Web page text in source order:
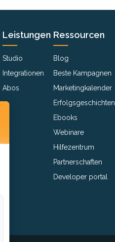
Leistungen
Studio
Integrationen
Abos
Ressourcen
Blog
Beste Kampagnen
Marketingkalender
Erfolgsgeschichten
Ebooks
Webinare
Hilfezentrum
Partnerschaften
Developer portal